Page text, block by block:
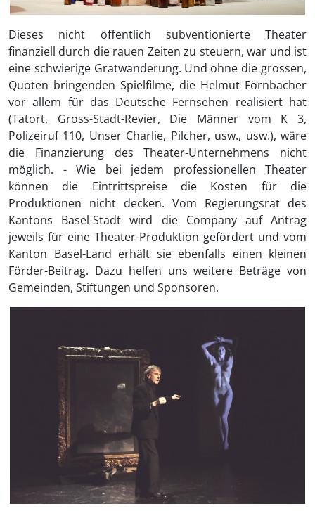
Dieses nicht öffentlich subventionierte Theater
finanziell durch die rauen Zeiten zu steuern, war und ist
eine schwierige Gratwanderung. Und ohne die grossen,
Quoten bringenden Spielfilme, die Helmut Förnbacher
vor allem für das Deutsche Fernsehen realisiert hat
(Tatort, Gross-Stadt-Revier, Die Männer vom K 3,
Polizeiruf 110, Unser Charlie, Pilcher, usw., usw.), wäre
die Finanzierung des Theater-Unternehmens nicht
möglich. - Wie bei jedem professionellen Theater
können die Eintrittspreise die Kosten für die
Produktionen nicht decken. Vom Regierungsrat des
Kantons Basel-Stadt wird die Company auf Antrag
jeweils für eine Theater-Produktion gefördert und vom
Kanton Basel-Land erhält sie ebenfalls einen kleinen
Förder-Beitrag. Dazu helfen uns weitere Beträge von
Gemeinden, Stiftungen und Sponsoren.